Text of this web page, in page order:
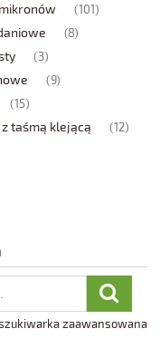
(101)
(8)
(3)
(9)
(15)
taśmą klejącą (12)
zaawansowana